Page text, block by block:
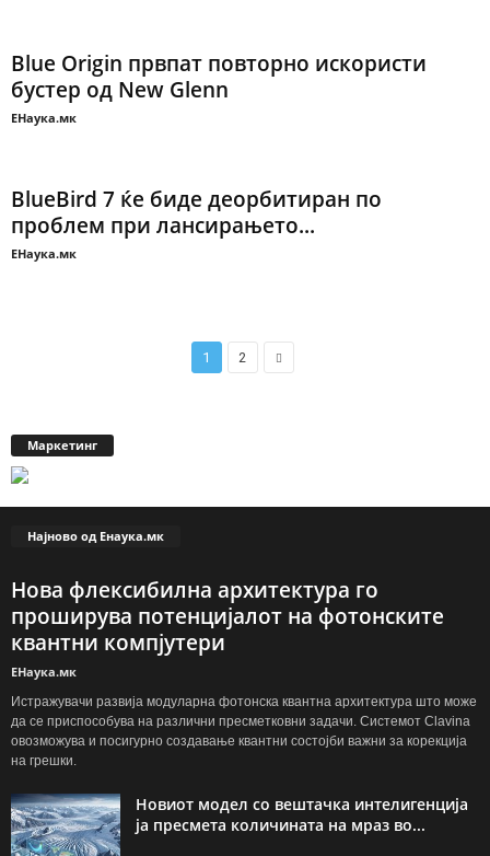
Blue Origin првпат повторно искористи
бустер од New Glenn
ЕНаука.мк
BlueBird 7 ќе биде деорбитиран по
проблем при лансирањето...
ЕНаука.мк
1 2
Маркетинг
Најново од Енаука.мк
Нова флексибилна архитектура го
проширува потенцијалот на фотонските
квантни компјутери
ЕНаука.мк
Истражувачи развија модуларна фотонска квантна архитектура што може
да се приспособува на различни пресметковни задачи. Системот Clavina
овозможува и посигурно создавање квантни состојби важни за корекција
на грешки.
Новиот модел со вештачка интелигенција
ја пресмета количината на мраз во...